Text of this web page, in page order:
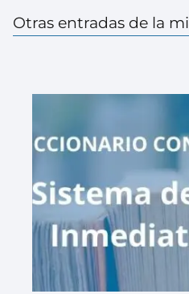
Otras entradas de la